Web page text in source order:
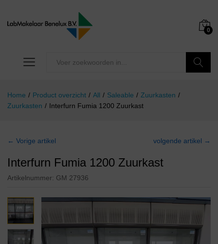
0
Home / Product overzicht / All / Saleable / Zuurkasten /
Zuurkasten / Interfurn Fumia 1200 Zuurkast
← Vorige artikel volgende artikel →
Interfurn Fumia 1200 Zuurkast
Artikelnummer: GM 27936